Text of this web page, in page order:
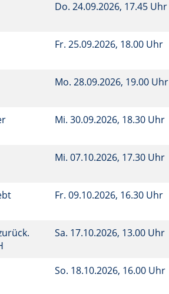
Do. 24.09.2026, 17.45 Uhr
Fr. 25.09.2026, 18.00 Uhr
Mo. 28.09.2026, 19.00 Uhr
Mi. 30.09.2026, 18.30 Uhr
Mi. 07.10.2026, 17.30 Uhr
Fr. 09.10.2026, 16.30 Uhr
Sa. 17.10.2026, 13.00 Uhr
So. 18.10.2026, 16.00 Uhr